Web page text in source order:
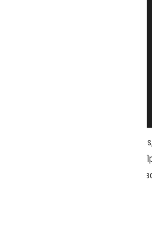
Наш сайт использует файлы
и повысить эффективность сайта.
сайтом, вы соглашаетесь с